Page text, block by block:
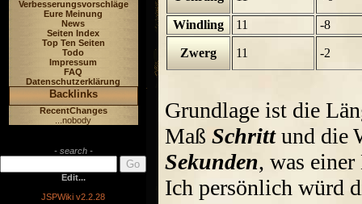
Verbesserungsvorschläge
Eure Meinung
News
Seiten Index
Top Ten Seiten
Todo
Impressum
FAQ
Datenschutzerklärung
Backlinks
RecentChanges
...nobody
- search -
Edit...
JSPWiki v2.2.28
Windling 11 -8
Zwerg 11 -2
Grundlage ist die
Maß Schrittund die
Sekunden, was
Ich persönlich würd